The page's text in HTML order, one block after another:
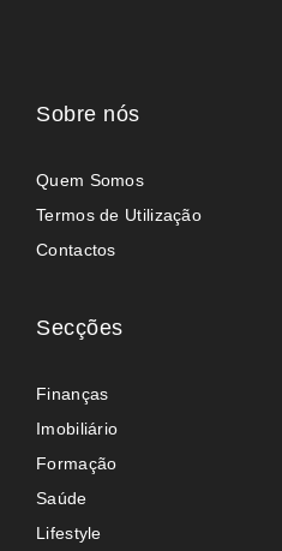
Sobre nós
Quem Somos
Termos de Utilização
Contactos
Secções
Finanças
Imobiliário
Formação
Saúde
Lifestyle